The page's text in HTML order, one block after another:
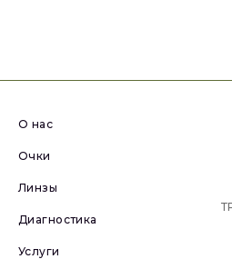
О нас
Очки
Линзы
Диагностика
Услуги